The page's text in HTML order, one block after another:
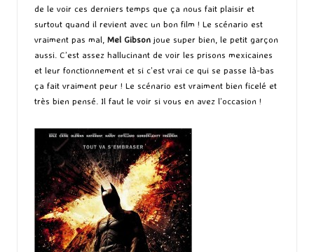
de le voir ces derniers temps que ça nous fait plaisir et
surtout quand il revient avec un bon film ! Le scénario est
vraiment pas mal, Mel Gibson joue super bien, le petit garçon
aussi. C’est assez hallucinant de voir les prisons mexicaines
et leur fonctionnement et si c’est vrai ce qui se passe là-bas
ça fait vraiment peur ! Le scénario est vraiment bien ficelé et
très bien pensé. Il faut le voir si vous en avez l’occasion !